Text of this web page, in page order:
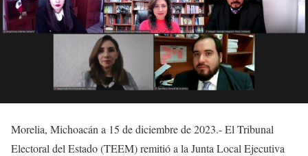
Morelia, Michoacán a 15 de diciembre de 2023.- El Tribunal
Electoral del Estado (TEEM) remitió a la Junta Local Ejecutiva